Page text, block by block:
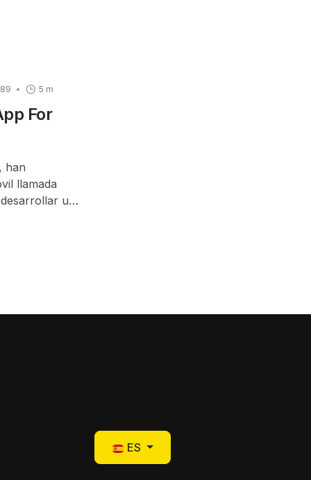
5 m
For
han
llamada
una
Seleccione su idioma
ES